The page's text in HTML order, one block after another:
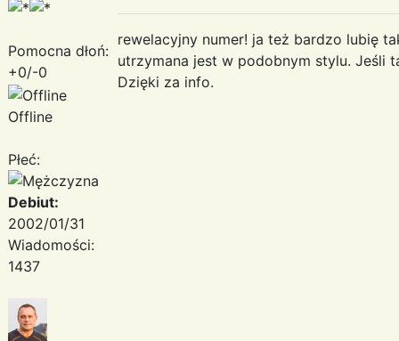
Pomocna dłoń:
+0/-0
Offline
Płeć:
Debiut:
2002/01/31
Wiadomości:
1437
rewelacyjny numer! ja też bardzo lubię
utrzymana jest w podobnym stylu. Jeśli
Dzięki za info.